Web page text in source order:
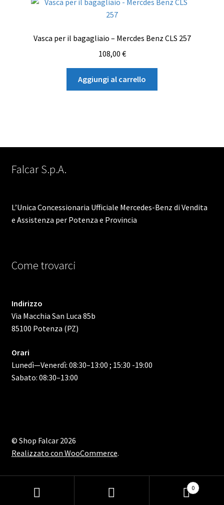
Vasca per il bagagliaio – Mercdes Benz CLS 257
108,00 €
Aggiungi al carrello
Falcar S.p.A.
L’Unica Concessionaria Ufficiale Mercedes-Benz di Vendita
e Assistenza per Potenza e Provincia
Come trovarci
Indirizzo
Via Macchia San Luca 85b
85100 Potenza (PZ)
Orari
Lunedì—Venerdì: 08:30–13:00 ; 15:30 -19:00
Sabato: 08:30–13:00
© Shop Falcar 2026
Realizzato con WooCommerce.
0